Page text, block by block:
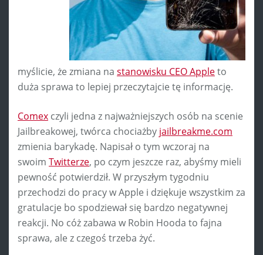
myślicie, że zmiana na stanowisku CEO Appleto
duża sprawa to lepiej przeczytajcie tę informację.
Comex czyli jedna z najważniejszych osób na scenie
Jailbreakowej, twórca chociażby jailbreakme.com
zmienia barykadę. Napisał o tym wczoraj na
swoim Twitterze, po czym jeszcze raz, abyśmy mieli
pewność potwierdził. W przyszłym tygodniu
przechodzi do pracy w Apple i dziękuje wszystkim za
gratulacje bo spodziewał się bardzo negatywnej
reakcji. No cóż zabawa w Robin Hooda to fajna
sprawa, ale z czegoś trzeba żyć.